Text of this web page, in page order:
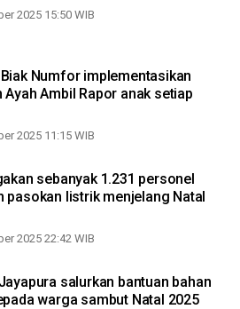
2025 15:50 WIB
Numfor implementasikan
Ayah Ambil Rapor anak setiap
2025 11:15 WIB
sebanyak 1.231 personel
pasokan listrik menjelang Natal
2025 22:42 WIB
salurkan bantuan bahan
warga sambut Natal 2025